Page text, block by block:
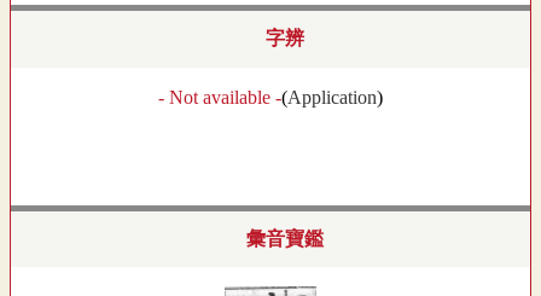
字辨
- Not available -(Application)
彙音寶鑑